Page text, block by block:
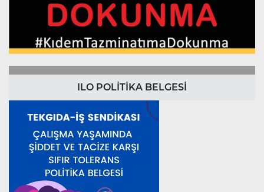
ILO POLİTİKA BELGESİ